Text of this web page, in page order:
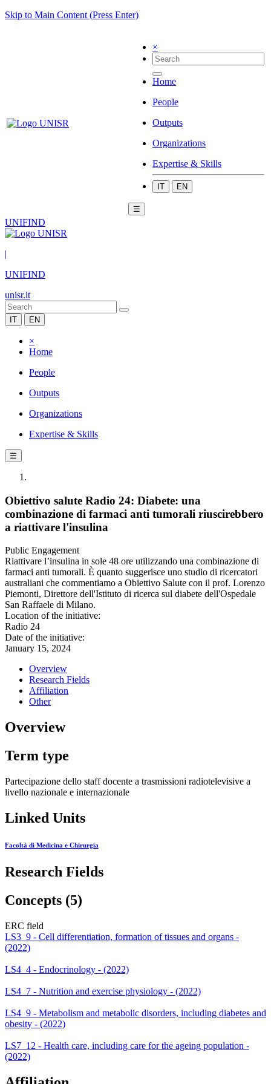
Skip to Main Content (Press Enter)
×
Home
People
Outputs
Organizations
Expertise & Skills
IT EN
☰
UNIFIND
|
UNIFIND
unisr.it
IT EN
×
Home
People
Outputs
Organizations
Expertise & Skills
☰
Obiettivo salute Radio 24: Diabete: una
combinazione di farmaci anti tumorali riuscirebbero
a riattivare l'insulina
Public Engagement
Riattivare l’insulina in sole 48 ore utilizzando una combinazione di
farmaci anti tumorali. È quanto suggerisce uno studio di ricercatori
australiani che commentiamo a Obiettivo Salute con il prof. Lorenzo
Piemonti, Direttore dell'Istituto di ricerca sul diabete dell'Ospedale
San Raffaele di Milano.
Location of the initiative:
Radio 24
Date of the initiative:
January 15, 2024
Overview
Research Fields
Affiliation
Other
Overview
Term type
Partecipazione dello staff docente a trasmissioni radiotelevisive a
livello nazionale e internazionale
Linked Units
Facoltà di Medicina e Chirurgia
Research Fields
Concepts (5)
ERC field
LS3_9 - Cell differentiation, formation of tissues and organs -
(2022)
LS4_4 - Endocrinology - (2022)
LS4_7 - Nutrition and exercise physiology - (2022)
LS4_9 - Metabolism and metabolic disorders, including diabetes and
obesity - (2022)
LS7_12 - Health care, including care for the ageing population -
(2022)